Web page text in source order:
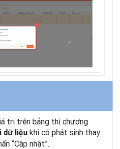
trị trên bảng thì chương
dữ liệu khi có phát sinh thay
“Cập nhật”.